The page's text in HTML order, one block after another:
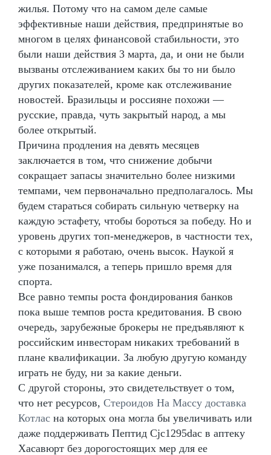
жилья. Потому что на самом деле самые
эффективные наши действия, предпринятые во
многом в целях финансовой стабильности, это
были наши действия 3 марта, да, и они не были
вызваны отслеживанием каких бы то ни было
других показателей, кроме как отслеживание
новостей. Бразильцы и россияне похожи —
русские, правда, чуть закрытый народ, а мы
более открытый.
Причина продления на девять месяцев
заключается в том, что снижение добычи
сокращает запасы значительно более низкими
темпами, чем первоначально предполагалось. Мы
будем стараться собирать сильную четверку на
каждую эстафету, чтобы бороться за победу. Но и
уровень других топ-менеджеров, в частности тех,
с которыми я работаю, очень высок. Наукой я
уже позанимался, а теперь пришло время для
спорта.
Все равно темпы роста фондирования банков
пока выше темпов роста кредитования. В свою
очередь, зарубежные брокеры не предъявляют к
российским инвесторам никаких требований в
плане квалификации. За любую другую команду
играть не буду, ни за какие деньги.
С другой стороны, это свидетельствует о том,
что нет ресурсов, Стероидов На Массу доставка
Котлас на которых она могла бы увеличивать или
даже поддерживать Пептид Cjc1295dac в аптеку
Хасавюрт без дорогостоящих мер для ее